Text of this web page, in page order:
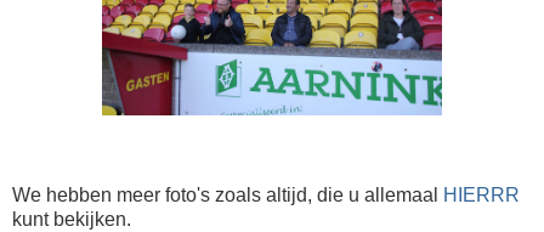
We hebben meer foto's zoals altijd, die u allemaal
HIERRR
kunt bekijken.